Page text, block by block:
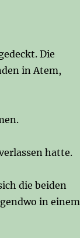
Die
in Atem,
hatte.
die beiden
in einem